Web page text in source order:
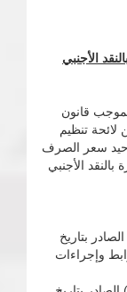
الأجنبي
قانون
لسنة 1981م والمادة (20) من لائحة تنظيم
سياسة توحيد سعر الصرف
الأجنبي
منشور إدارة السياسات بالرقم 1/2015 الصادر بتاريخ
ضوابط وإجراءات